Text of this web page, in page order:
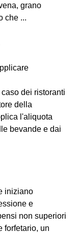
grano
che ...
dei ristoranti
della
l'aliquota
bevande e dai
iniziano
e
non superiori
forfetario, un